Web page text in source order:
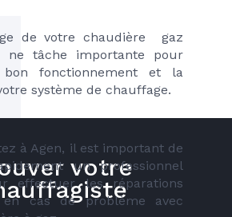
ne tâche importante pour
fonctionnement et la
système de chauffage.
à Agen, il est important de
un professionnel
effectuer les réparations
en cas de problème avec
votre